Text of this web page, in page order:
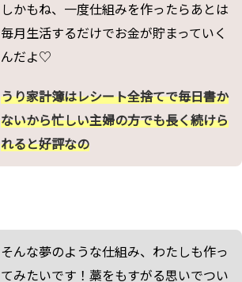
しかもね、一度仕組みを作ったらあとは
毎月生活するだけでお金が貯まっていく
んだよ♡
うり家計簿はレシート全捨てで毎日書か
ないから忙しい主婦の方でも長く続けら
れると好評なの
そんな夢のような仕組み、わたしも作っ
てみたいです！藁をもすがる思いでつい